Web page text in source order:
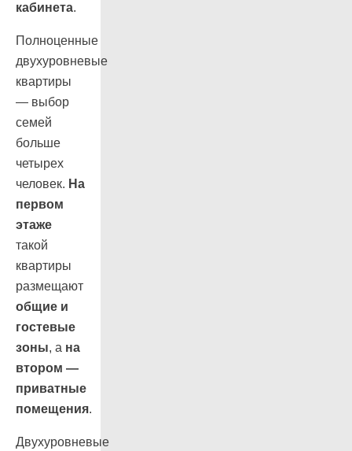
кабинета.
Полноценные
двухуровневые
квартиры
— выбор
семей
больше
четырех
человек. На
первом
этаже
такой
квартиры
размещают
общие и
гостевые
зоны, а на
втором —
приватные
помещения.
Двухуровневые